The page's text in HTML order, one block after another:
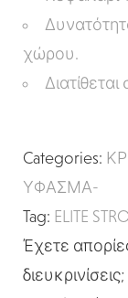
χώρου.
Categories:
ΥΦΑΣΜΑ-
Tag: ELITE
Έχετε
διευκρινίσεις;